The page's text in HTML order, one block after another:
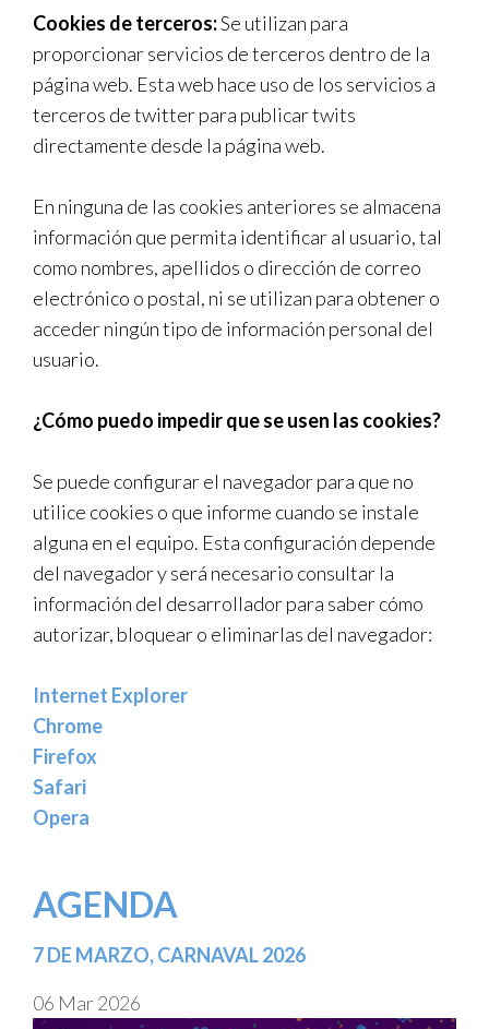
Cookies de terceros:Se utilizan para
proporcionar servicios de terceros dentro de la
página web. Esta web hace uso de los servicios a
terceros de twitter para publicar twits
directamente desde la página web.
En ninguna de las cookies anteriores se almacena
información que permita identificar al usuario, tal
como nombres, apellidos o dirección de correo
electrónico o postal, ni se utilizan para obtener o
acceder ningún tipo de información personal del
usuario.
¿Cómo puedo impedir que se usen las cookies?
Se puede configurar el navegador para que no
utilice cookies o que informe cuando se instale
alguna en el equipo. Esta configuración depende
del navegador y será necesario consultar la
información del desarrollador para saber cómo
autorizar, bloquear o eliminarlas del navegador:
Internet Explorer
Chrome
Firefox
Safari
Opera
AGENDA
7 DE MARZO, CARNAVAL 2026
06 Mar 2026